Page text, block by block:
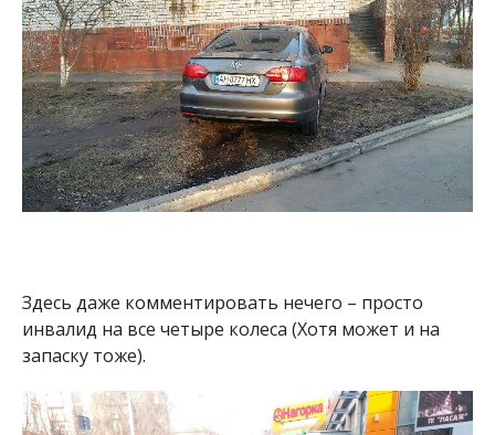
Здесь даже комментировать нечего – просто
инвалид на все четыре колеса (Хотя может и на
запаску тоже).